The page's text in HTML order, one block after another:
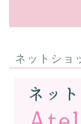
ネットショ